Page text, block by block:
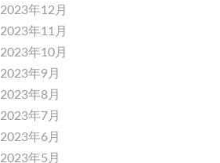
2023年12月
2023年11月
2023年10月
2023年9月
2023年8月
2023年7月
2023年6月
2023年5月